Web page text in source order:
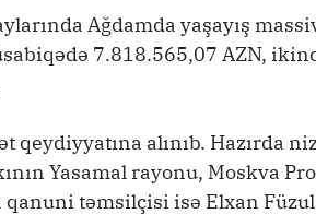
Ağdamda yaşayış
7.818.565,07 AZN,
qeydiyyatına alınıb. Hazırda
Yasamal rayonu, Moskva
təmsilçisi isə Elxan